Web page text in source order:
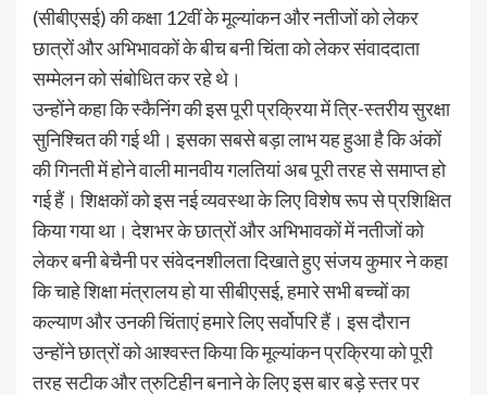
(सीबीएसई) की कक्षा 12वीं के मूल्यांकन और नतीजों को लेकर
छात्रों और अभिभावकों के बीच बनी चिंता को लेकर संवाददाता
सम्मेलन को संबोधित कर रहे थे।
उन्होंने कहा कि स्कैनिंग की इस पूरी प्रक्रिया में त्रि-स्तरीय सुरक्षा
सुनिश्चित की गई थी। इसका सबसे बड़ा लाभ यह हुआ है कि अंकों
की गिनती में होने वाली मानवीय गलतियां अब पूरी तरह से समाप्त हो
गई हैं। शिक्षकों को इस नई व्यवस्था के लिए विशेष रूप से प्रशिक्षित
किया गया था। देशभर के छात्रों और अभिभावकों में नतीजों को
लेकर बनी बेचैनी पर संवेदनशीलता दिखाते हुए संजय कुमार ने कहा
कि चाहे शिक्षा मंत्रालय हो या सीबीएसई, हमारे सभी बच्चों का
कल्याण और उनकी चिंताएं हमारे लिए सर्वोपरि हैं। इस दौरान
उन्होंने छात्रों को आश्वस्त किया कि मूल्यांकन प्रक्रिया को पूरी
तरह सटीक और त्रुटिहीन बनाने के लिए इस बार बड़े स्तर पर